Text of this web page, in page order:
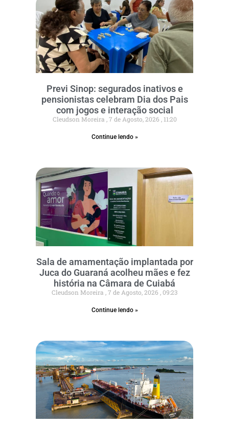
Previ Sinop: segurados inativos e
pensionistas celebram Dia dos Pais
com jogos e interação social
Cleudson Moreira 7 de Agosto, 2026 11:20
Continue lendo »
Sala de amamentação implantada por
Juca do Guaraná acolheu mães e fez
história na Câmara de Cuiabá
Cleudson Moreira 7 de Agosto, 2026 09:23
Continue lendo »